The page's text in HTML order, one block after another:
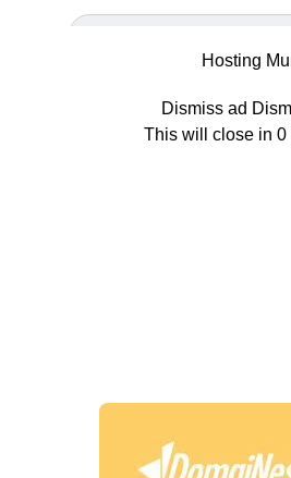
Ingin
Dismiss ad
This will close in 0